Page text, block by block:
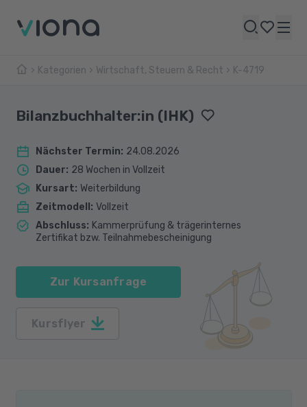
Kategorien Wirtschaft, Steuern & Recht K-4719
Bilanzbuchhalter:in (IHK)
Nächster Termin: 24.08.2026
Dauer: 28 Wochen in Vollzeit
Kursart: Weiterbildung
Zeitmodell : Vollzeit
Abschluss: Kammerprüfung & trägerinternes
Zertifikat bzw. Teilnahmebescheinigung
Zur Kursanfrage
Kursflyer